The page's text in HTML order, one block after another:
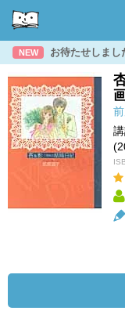
NEW お待たせしまし